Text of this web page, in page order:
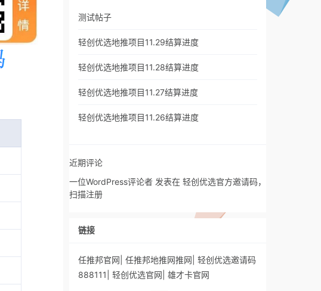
测试帖子
轻创优选地推项目11.29结算进度
轻创优选地推项目11.28结算进度
轻创优选地推项目11.27结算进度
轻创优选地推项目11.26结算进度
近期评论
一位WordPress评论者 发表在 轻创优选官方邀请码，
扫描注册
链接
任推邦官网 任推邦地推网推网 轻创优选邀请码
888111
轻创优选官网 雄才卡官网